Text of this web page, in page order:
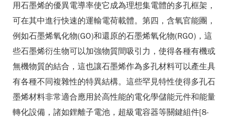
用石墨烯的優異電導率使它成為理想集電體的多孔框架，
可在其中進行快速的運輸電荷載體。第四，含氧官能團，
例如石墨烯氧化物(GO)和還原的石墨烯氧化物(RGO)，這
些石墨烯衍生物可以加強物質間吸引力，使得各種有機或
無機物質的結合，這也讓石墨烯作為多孔材料可以產生具
有各種不同複雜性的特異結構。這些罕見特性使得多孔石
墨烯材料非常適合應用於高性能的電化學儲能元件和能量
轉化設備，諸如鋰離子電池，超級電容器等關鍵組件[8-